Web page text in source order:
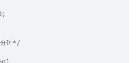
钟*/